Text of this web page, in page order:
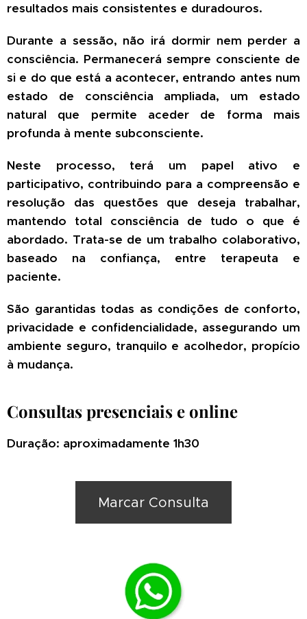
resultados mais consistentes e duradouros.
Durante a sessão, não irá dormir nem perder a
consciência. Permanecerá sempre consciente de
si e do que está a acontecer, entrando antes num
estado de consciência ampliada, um estado
natural que permite aceder de forma mais
profunda à mente subconsciente.
Neste processo, terá um papel ativo e
participativo, contribuindo para a compreensão e
resolução das questões que deseja trabalhar,
mantendo total consciência de tudo o que é
abordado. Trata-se de um trabalho colaborativo,
baseado na confiança, entre terapeuta e
paciente.
São garantidas todas as condições de conforto,
privacidade e confidencialidade, assegurando um
ambiente seguro, tranquilo e acolhedor, propício
à mudança.
Consultas presenciais e online
Duração: aproximadamente 1h30
Marcar Consulta